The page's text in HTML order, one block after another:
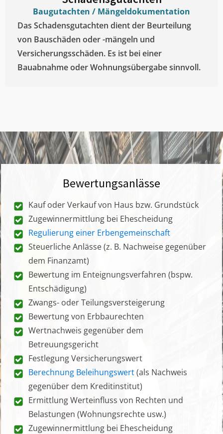
Baugutachten / Mängeldokumentation
Das Schadensgutachten dient der Beurteilung
von Bauschäden oder -mängeln und
Versicherungsschäden. Es ist bei einer
Bauabnahme oder Wohnungsübergabe sinnvoll.
Bewertungsanlässe
Kauf oder Verkauf von Haus bzw. Grundstück
Zugewinnermittlung bei Ehescheidung
Regulierung einer Erbengemeinschaft
Steuerliche Anlässe (z. B. Nachweise gegenüber
dem Finanzamt)
Bewertung im Enteignungsverfahren (bspw.
Entschädigung)
Zwangs- oder Teilungsversteigerung
Bewertung von Erbbaurechten
Wertnachweis gegenüber dem
Betreuungsgericht
Festlegung Versicherungswert
Berechnung Beleihungswert(als Nachweis
gegenüber dem Kreditinstitut)
Ermittlung Werteinfluss von Rechten und
Belastungen (Wohnungsrechte usw.)
Zugewinnermittlung bei Ehescheidung